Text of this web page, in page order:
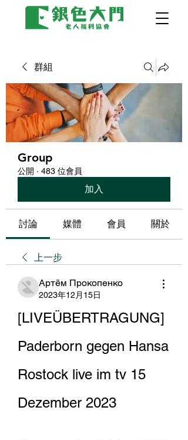
群組
Group
公開 · 483 位會員
加入
討論 媒體 會員 關於
上一步
Артём Прокопенко
2023年12月15日
[LIVEÜBERTRAGUNG]
Paderborn gegen Hansa
Rostock live im tv 15
Dezember 2023